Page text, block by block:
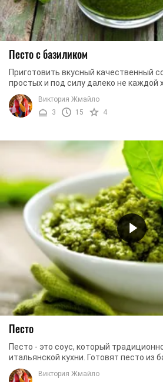
Песто с базиликом
Приготовить вкусный качественный
простых и под силу далеко не каждой
перечитать десятки кулинарных книг, ...
Виктория Жмайло
3
15 4
Песто
Песто - это соус, который
итальянской кухни. Готовят песто из
масла, специй, пряностей и сыра. Соус
Виктория Жмайло